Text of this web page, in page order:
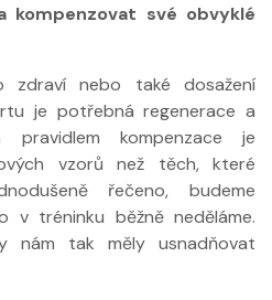
kompenzovat své obvyklé
zdraví nebo také dosažení
je potřebná regenerace a
pravidlem kompenzace je
vzorů než těch, které
řečeno, budeme
v tréninku běžně neděláme.
nám tak měly usnadňovat